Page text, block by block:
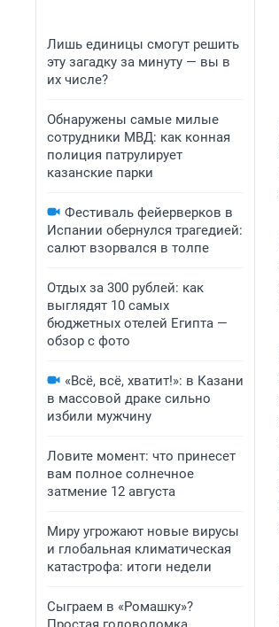
Лишь единицы смогут решить
эту загадку за минуту — вы в
их числе?
Обнаружены самые милые
сотрудники МВД: как конная
полиция патрулирует
казанские парки
Фестиваль фейерверков в
Испании обернулся трагедией:
салют взорвался в толпе
Отдых за 300 рублей: как
выглядят 10 самых
бюджетных отелей Египта —
обзор с фото
«Всё, всё, хватит!»: в Казани
в массовой драке сильно
избили мужчину
Ловите момент: что принесет
вам полное солнечное
затмение 12 августа
Миру угрожают новые вирусы
и глобальная климатическая
катастрофа: итоги недели
Сыграем в «Ромашку»?